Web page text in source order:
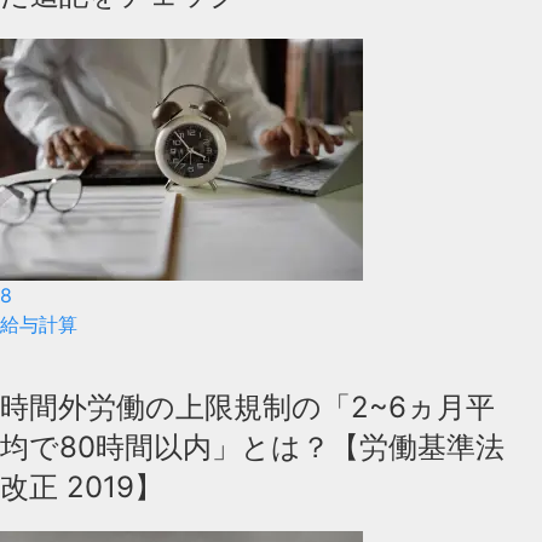
8
給与計算
時間外労働の上限規制の「2~6ヵ月平
均で80時間以内」とは？【労働基準法
改正 2019】